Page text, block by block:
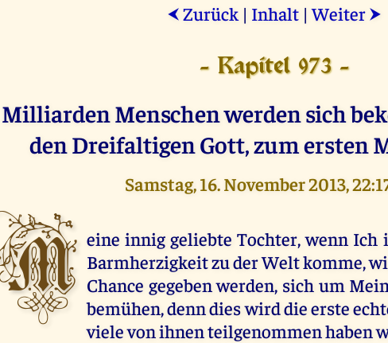
⮜ Zurück | Inhalt |Weiter ⮞
- Kapitel 973 -
Milliarden Menschen werden sich
den Dreifaltigen Gott, zum ersten
Samstag, 16. November 2013,
M eine innig geliebte Tochter, wenn
Barmherzigkeit zu der Welt komme,
Chance gegeben werden, sich um
bemühen, denn dies wird die erste
viele von ihnen teilgenommen haben